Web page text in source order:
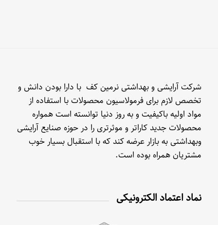
شرکت آرایشی و بهداشتی نرمین کف با دارا بودن دانش و
تخصص لازم برای فرمولاسیون محصولات با استفاده از
مواد اولیه باکیفیت و به روز دنیا توانسته است همواره
محصولات جدید کاراتر و موثرتری را در حوزه صنایع آرایشی
وبهداشتی به بازار عرضه کند که با استقبال بسیار خوب
مشتریان همراه بوده است.
نماد اعتماد الکترونیکی